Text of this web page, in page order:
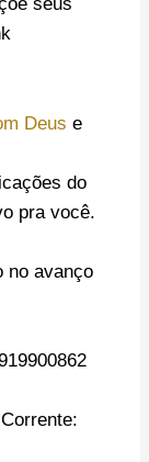
seus
Deus e
do
pra você.
no avanço